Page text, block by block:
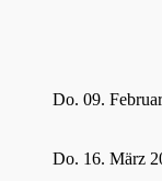
Do. 09.
Do. 16. März